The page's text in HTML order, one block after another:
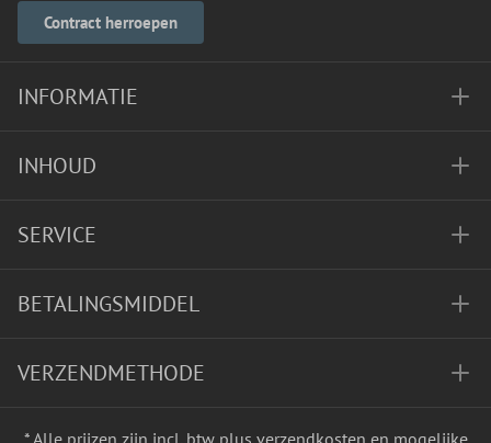
Contract herroepen
INFORMATIE
INHOUD
SERVICE
BETALINGSMIDDEL
VERZENDMETHODE
* Alle prijzen zijn incl. btw plus verzendkosten en mogelijke